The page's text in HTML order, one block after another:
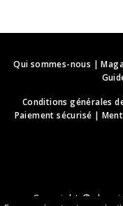
Qui sommes-nous |
Conditions générales
Paiement sécurisé |
Copyright ©